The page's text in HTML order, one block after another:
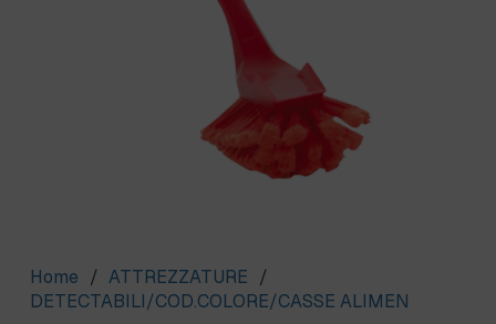
Home / ATTREZZATURE /
DETECTABILI/COD.COLORE/CASSE ALIMEN